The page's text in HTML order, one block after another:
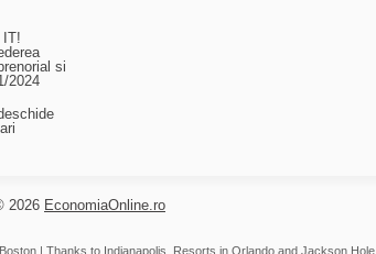
IT!
si
2024
2026 EconomiaOnline.ro
Boston| Thanks to Indianapolis Resorts in Orlandoand Jackson Hole